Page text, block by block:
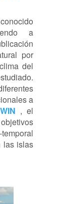
a
por
del
a
, el
las islas